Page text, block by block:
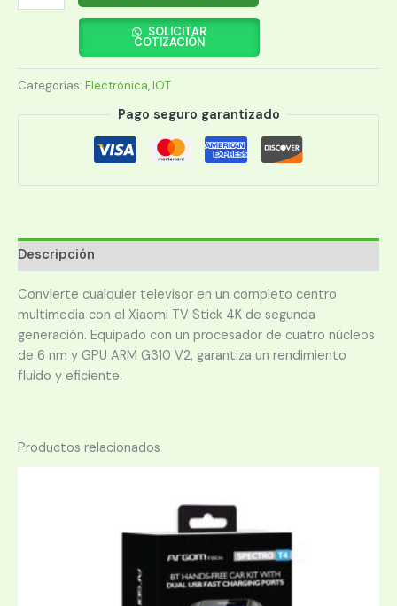
TV
2DA
GEN
33-
SOLICITAR
COTIZACIÓN
Categorías: Electrónica,IOT
Pago seguro garantizado
Descripción
Convierte cualquier televisor en un completo centro
multimedia con el Xiaomi TV Stick 4K de segunda
generación. Equipado con un procesador de cuatro núcleos
de 6 nm y GPU ARM G310 V2, garantiza un rendimiento
fluido y eficiente.
Productos relacionados